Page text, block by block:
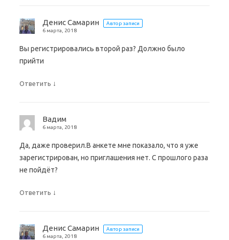
Денис Самарин
Автор записи
6 марта, 2018
Вы регистрировались второй раз? Должно было
прийти
Ответить ↓
Вадим
6 марта, 2018
Да, даже проверил.В анкете мне показало, что я уже
зарегистрирован, но приглашения нет. С прошлого раза
не пойдёт?
Ответить ↓
Денис Самарин
Автор записи
6 марта, 2018